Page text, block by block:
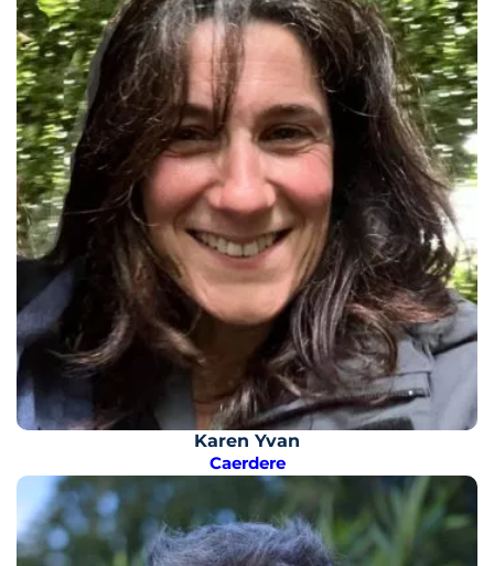
Karen Yvan
Caerdere